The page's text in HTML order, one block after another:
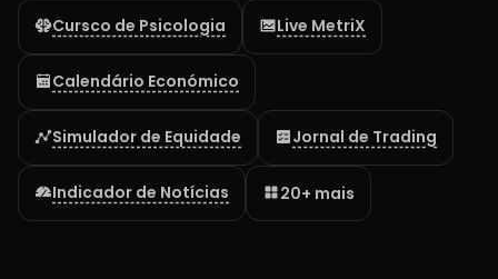
Cursco de Psicologia
Live MetriX
Calendário Económico
Simulador de Equidade Jornal de Trading
Indicador de Notícias 20+ mais